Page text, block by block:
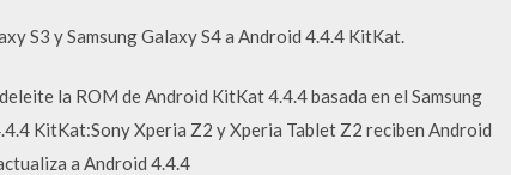
S3 y Samsung Galaxy S4 a Android 4.4.4 KitKat.
la ROM de Android KitKat 4.4.4 basada en el Samsung
KitKat:Sony Xperia Z2 y Xperia Tablet Z2 reciben Android
a Android 4.4.4